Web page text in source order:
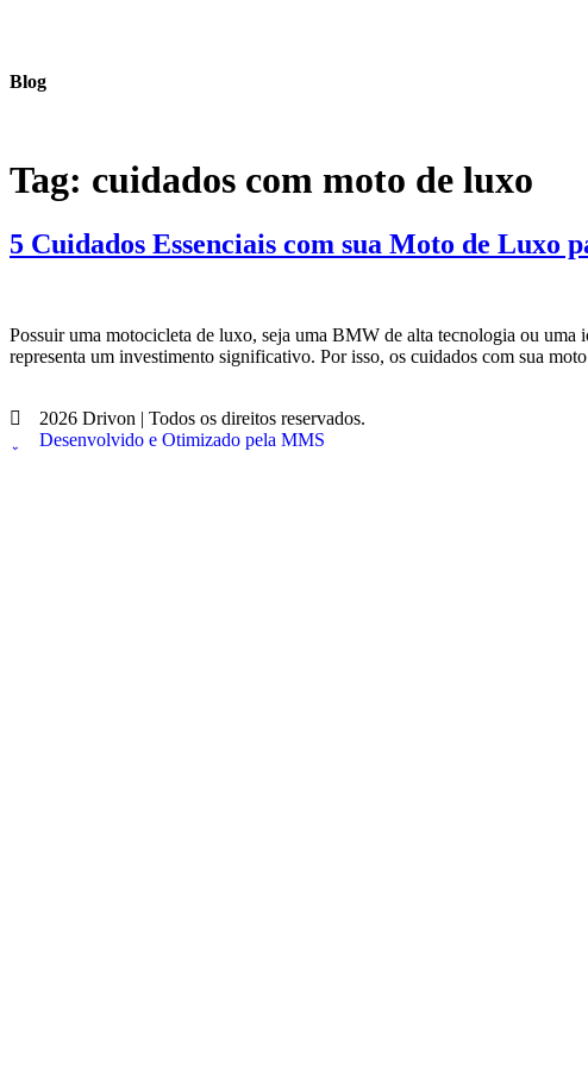
Blog
Tag: cuidados com moto de luxo
5 Cuidados Essenciais com sua Moto de Luxo
Possuir uma motocicleta de luxo, seja uma BMW de alta tecnologia ou
representa um investimento significativo. Por isso, os cuidados com sua
2026 Drivon | Todos os direitos reservados.
Desenvolvido e Otimizado pela MMS